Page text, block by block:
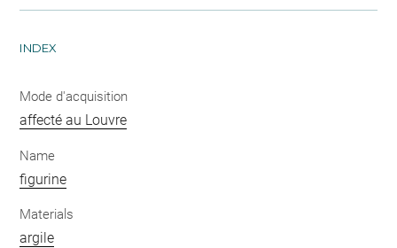
INDEX
Mode d'acquisition
affecté au Louvre
Name
figurine
Materials
argile